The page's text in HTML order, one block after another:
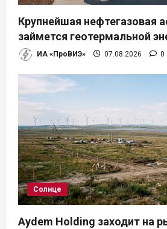
Крупнейшая нефтегазовая
займется геотермальной
ИА «ПроВИЭ» 07.08.2026 0
Солнце
Aydem Holding заходит на